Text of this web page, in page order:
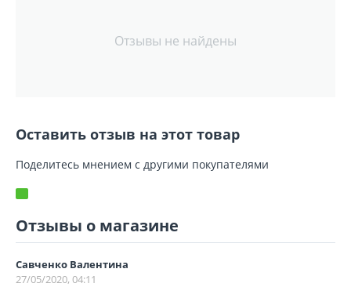
Отзывы не найдены
Оставить отзыв на этот товар
Поделитесь мнением с другими покупателями
Отзывы о магазине
Савченко Валентина
27/05/2020, 04:11